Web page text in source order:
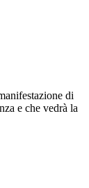
di
e che vedrà la